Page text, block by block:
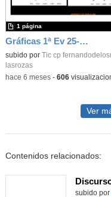
Gráficas 1ª Ev 25-26_CEIP FDLR_Las Rozas
Contenido educativo.
subido por Tic cp
lasrozas
1 página
-hace 6 meses- 606
Ver
Contenidos relacionados:
subido por